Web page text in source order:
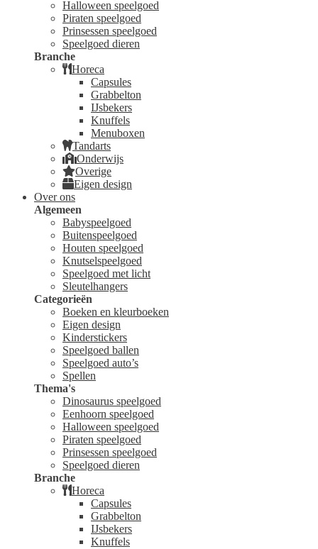
Halloween speelgoed
Piraten speelgoed
Prinsessen speelgoed
Speelgoed dieren
Branche
Horeca
Capsules
Grabbelton
IJsbekers
Knuffels
Menuboxen
Tandarts
Onderwijs
Overige
Eigen design
Over ons
Algemeen
Babyspeelgoed
Buitenspeelgoed
Houten speelgoed
Knutselspeelgoed
Speelgoed met licht
Sleutelhangers
Categorieën
Boeken en kleurboeken
Eigen design
Kinderstickers
Speelgoed ballen
Speelgoed auto’s
Spellen
Thema's
Dinosaurus speelgoed
Eenhoorn speelgoed
Halloween speelgoed
Piraten speelgoed
Prinsessen speelgoed
Speelgoed dieren
Branche
Horeca
Capsules
Grabbelton
IJsbekers
Knuffels